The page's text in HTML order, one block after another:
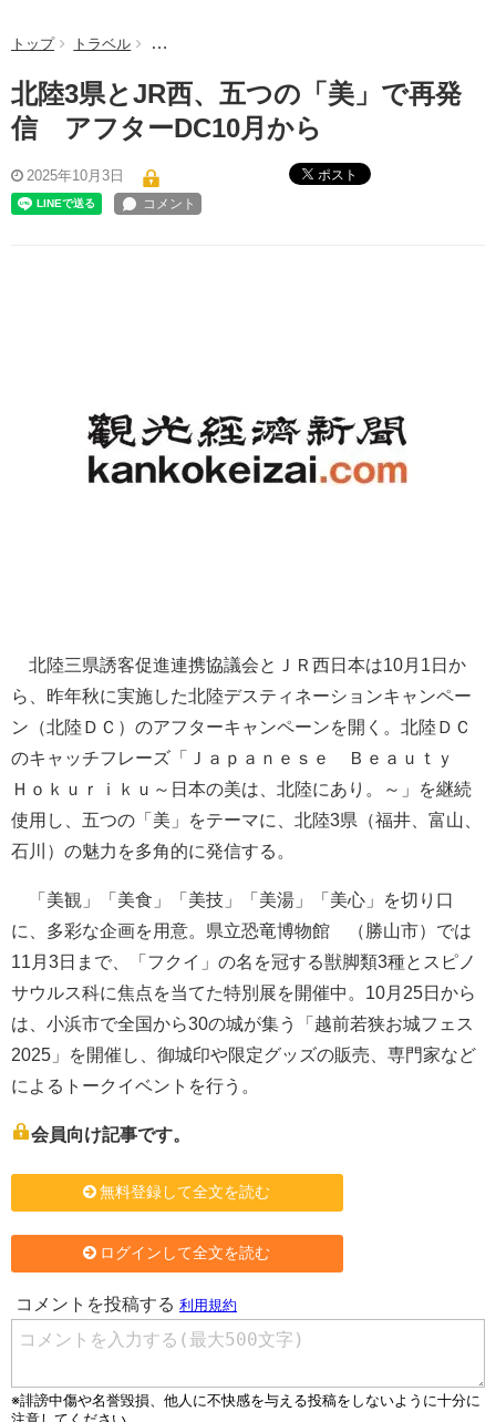
トップ トラベル 北陸3県とJR西、五つの「美」で再発信 アフター
北陸3県とJR西、五つの「美」で再発
信 アフターDC10月から
2025年10月3日 ポスト
北陸三県誘客促進連携協議会とＪＲ西日本は10月1日か
ら、昨年秋に実施した北陸デスティネーションキャンペー
ン（北陸ＤＣ）のアフターキャンペーンを開く。北陸ＤＣ
のキャッチフレーズ「Ｊａｐａｎｅｓｅ Ｂｅａｕｔｙ
Ｈｏｋｕｒｉｋｕ～日本の美は、北陸にあり。～」を継続
使用し、五つの「美」をテーマに、北陸3県（福井、富山、
石川）の魅力を多角的に発信する。
「美観」「美食」「美技」「美湯」「美心」を切り口
に、多彩な企画を用意。県立恐竜博物館 （勝山市）では
11月3日まで、「フクイ」の名を冠する獣脚類3種とスピノ
サウルス科に焦点を当てた特別展を開催中。10月25日から
は、小浜市で全国から30の城が集う「越前若狭お城フェス
2025」を開催し、御城印や限定グッズの販売、専門家など
によるトークイベントを行う。
会員向け記事です。
無料登録して全文を読む
ログインして全文を読む